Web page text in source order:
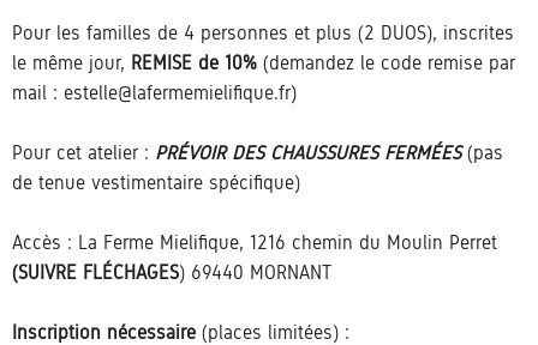
Pour les familles de 4 personnes et plus (2 DUOS), inscrites
le même jour, REMISE de 10% (demandez le code remise par
mail : estelle@lafermemielifique.fr)
Pour cet atelier : PRÉVOIR DES CHAUSSURES FERMÉES(pas
de tenue vestimentaire spécifique)
Accès : La Ferme Mielifique, 1216 chemin du Moulin Perret
(SUIVRE FLÉCHAGES) 69440 MORNANT
Inscription nécessaire (places limitées) :